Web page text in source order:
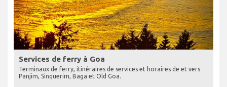
Services de ferry à Goa
Terminaux de ferry, itinéraires de services et horaires de et vers
Panjim, Sinquerim, Baga et Old Goa.